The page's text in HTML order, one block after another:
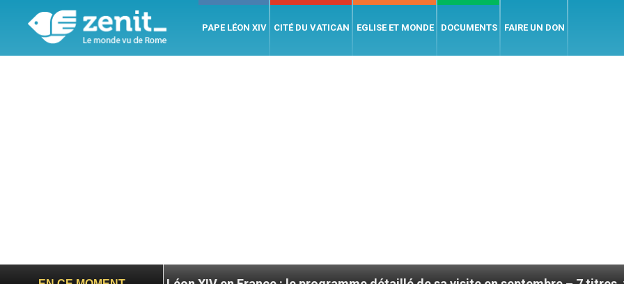
PAPE LÉON XIV CITÉ DU VATICAN EGLISE ET MONDE DOCUMENTS FAIRE UN DON